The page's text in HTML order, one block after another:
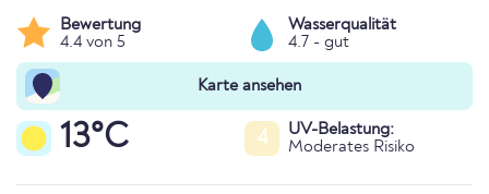
Bewertung
4.4 von 5
Wasserqualität
4.7 - gut
Karte ansehen
13°C 4
UV-Belastung:
Moderates Risiko